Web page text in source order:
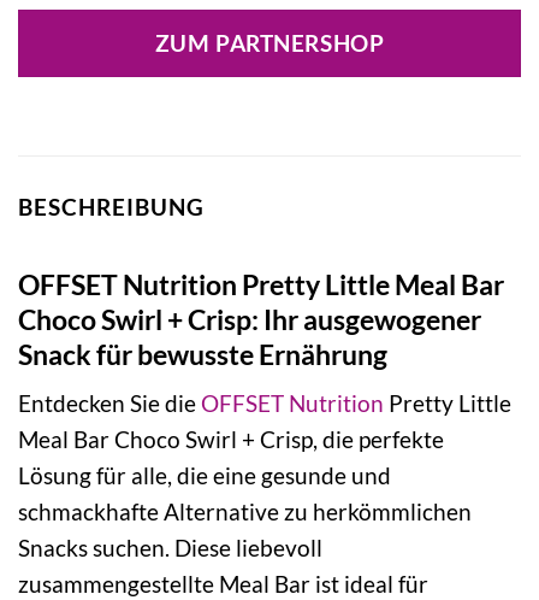
ZUM PARTNERSHOP
BESCHREIBUNG
OFFSET Nutrition Pretty Little Meal Bar
Choco Swirl + Crisp: Ihr ausgewogener
Snack für bewusste Ernährung
Entdecken Sie die OFFSET Nutrition Pretty Little
Meal Bar Choco Swirl + Crisp, die perfekte
Lösung für alle, die eine gesunde und
schmackhafte Alternative zu herkömmlichen
Snacks suchen. Diese liebevoll
zusammengestellte Meal Bar ist ideal für